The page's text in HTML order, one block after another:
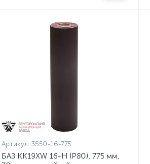
Артикул: 3550-16-775
БАЗ KK19XW 16-H (Р80), 775 мм,